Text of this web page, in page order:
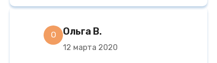
О Ольга В.
12 марта 2020